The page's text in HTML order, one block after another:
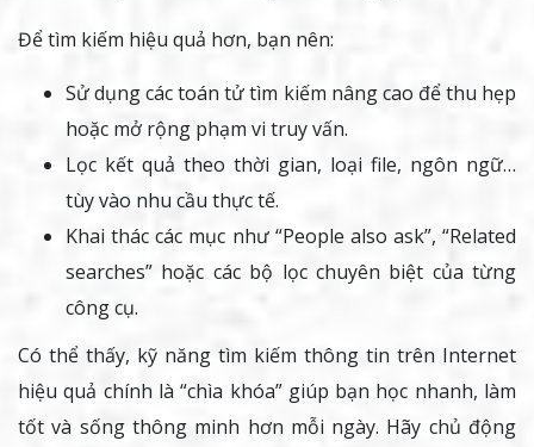
Để tìm kiếm hiệu quả hơn, bạn nên:
Sử dụng các toán tử tìm kiếm nâng cao để thu hẹp
hoặc mở rộng phạm vi truy vấn.
Lọc kết quả theo thời gian, loại file, ngôn ngữ…
tùy vào nhu cầu thực tế.
Khai thác các mục như “People also ask”, “Related
searches” hoặc các bộ lọc chuyên biệt của từng
công cụ.
Có thể thấy, kỹ năng tìm kiếm thông tin trên Internet
hiệu quả chính là “chìa khóa” giúp bạn học nhanh, làm
tốt và sống thông minh hơn mỗi ngày. Hãy chủ động